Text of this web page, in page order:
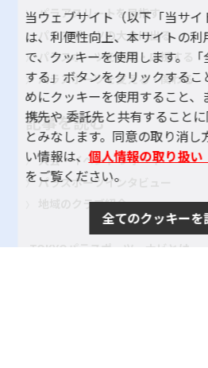
パラアスリートを目指す
パラスポーツの大会に出る
パラスポーツをみる・応援する
パラスポーツを支える・関わる
記事を読む
大会・イベント レポート
パラスポーツインタビュー
地域のクラブ紹介
TOKYOパラスポーツ・ナビとは
当ウェブサイト（以下「当サ
は、利便性向上、本サイトの
で、クッキーを使用します。
する」ボタンをクリックする
めにクッキーを使用すること
携先や 委託先と共有すること
とみなします。同意の取り消
い情報は、個人情報の取り扱い
をご覧ください。
全てのクッキーを